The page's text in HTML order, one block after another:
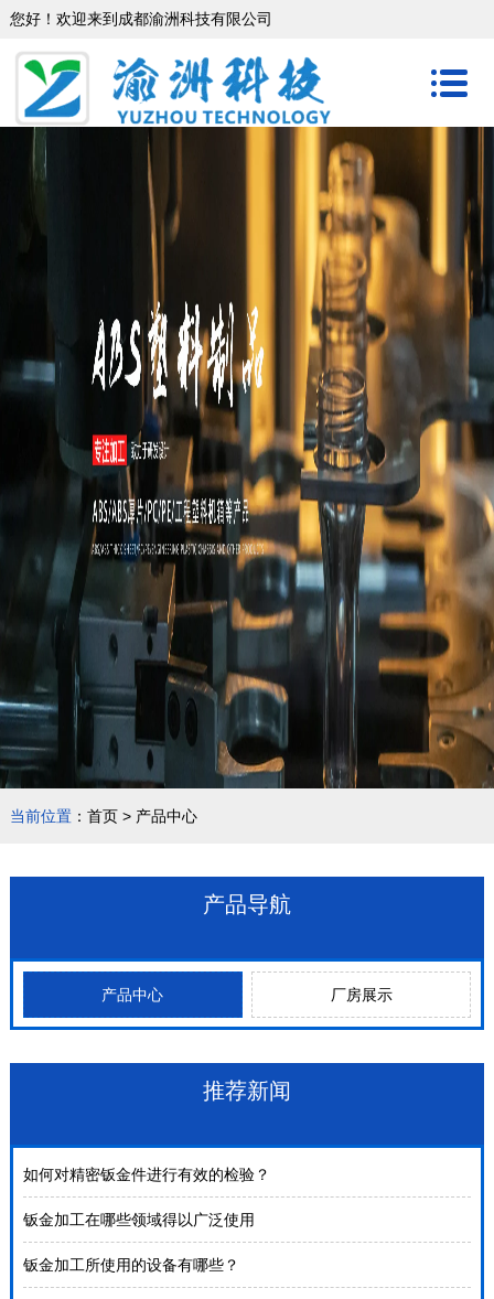
您好！欢迎来到成都渝洲科技有限公司
当前位置： 首页> 产品中心
产品导航
产品中心 厂房展示
推荐新闻
如何对精密钣金件进行有效的检验？
钣金加工在哪些领域得以广泛使用
钣金加工所使用的设备有哪些？